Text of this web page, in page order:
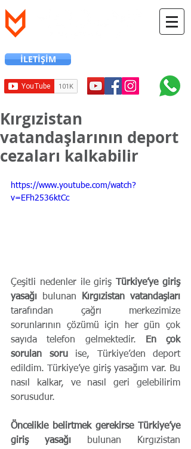
İLETİŞİM
Kırgızistan
vatandaşlarının deport
cezaları kalkabilir
https://www.youtube.com/watch?
v=EFh2536ktCc
Çeşitli nedenler ile giriş
Türkiye’ye giriş
yasağı
bulunan
Kırgızistan vatandaşları
tarafından çağrı merkezimize
sorunlarının çözümü için her gün çok
sayıda telefon gelmektedir.
En çok
sorulan soru ise, Türkiye’den deport
edildim. Türkiye’ye giriş yasağım var. Bu
nasıl kalkar, ve nasıl geri gelebilirim
sorusudur.
Öncelikle belirtmek gerekirse Türkiye’ye
giriş yasağı bulunan Kırgızistan